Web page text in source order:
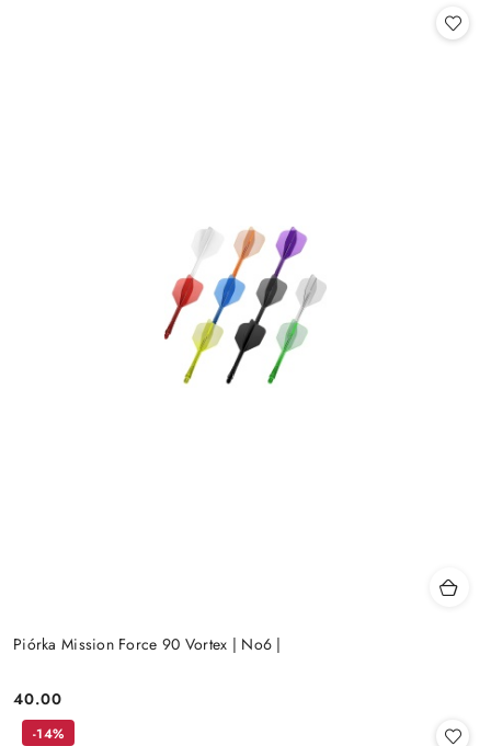
Piórka Mission Force 90 Vortex | No6 |
Cena:
40.00
-14%